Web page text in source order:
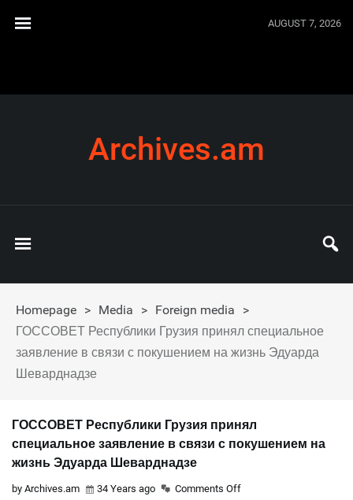
AUGUST 7, 2026
Archives.am
Homepage > Media > Foreign media
>
ГОССОВЕТ Республики Грузия принял специальное
заявление в связи с покушением на жизнь Эдуарда
Шеварднадзе
ГОССОВЕТ Республики Грузия принял
специальное заявление в связи с покушением на
жизнь Эдуарда Шеварднадзе
by Archives.am 34 Years ago Comments Off